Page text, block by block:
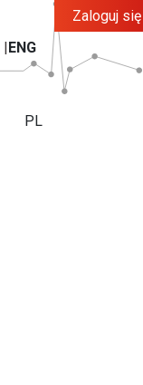
ENG
Zaloguj się
PL